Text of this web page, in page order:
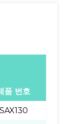
품 번호